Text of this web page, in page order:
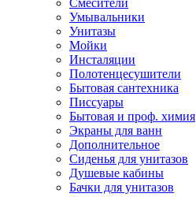
Смесители
Умывальники
Унитазы
Мойки
Инсталяции
Полотенцесушители
Бытовая сантехника
Писсуары
Бытовая и проф. химия
Экраны для ванн
Дополнительное
Сиденья для унитазов
Душевые кабины
Бачки для унитазов